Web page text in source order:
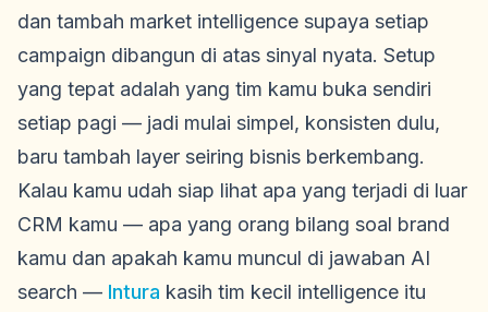
dan tambah market intelligence supaya setiap
campaign dibangun di atas sinyal nyata. Setup
yang tepat adalah yang tim kamu buka sendiri
setiap pagi — jadi mulai simpel, konsisten dulu,
baru tambah layer seiring bisnis berkembang.
Kalau kamu udah siap lihat apa yang terjadi di luar
CRM kamu — apa yang orang bilang soal brand
kamu dan apakah kamu muncul di jawaban AI
search — Intura kasih tim kecil intelligence itu